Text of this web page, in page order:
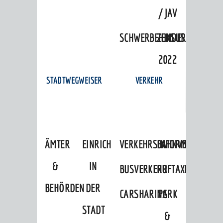
/ JAV
ZENSUS
2022
STADTWEGWEISER
ÄMTER
&
BEHÖRDEN
EINRICHTUNGEN
IN
DER
STADT
VERKEHR
VERKEHRSINFORMATIONEN
BAHNVERKEHR
BUSVERKEHRRUFTAXI
CARSHARINGPARK
&